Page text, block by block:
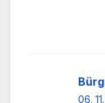
06.